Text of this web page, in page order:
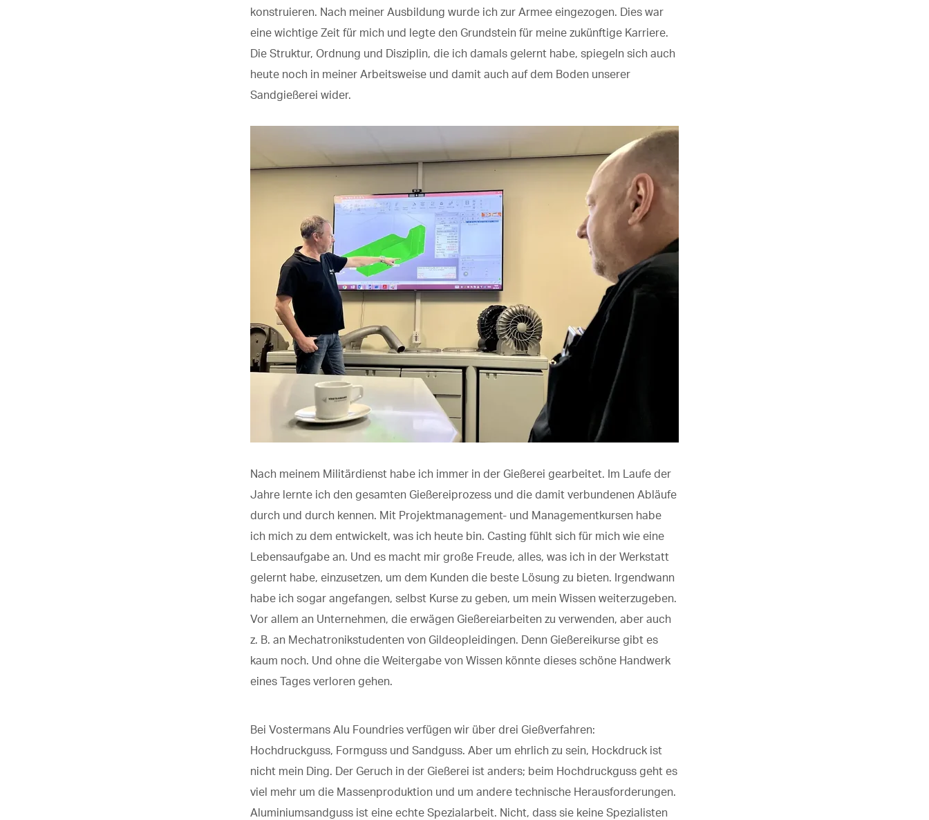
konstruieren. Nach meiner Ausbildung wurde ich zur Armee eingezogen. Dies war
eine wichtige Zeit für mich und legte den Grundstein für meine zukünftige Karriere.
Die Struktur, Ordnung und Disziplin, die ich damals gelernt habe, spiegeln sich auch
heute noch in meiner Arbeitsweise und damit auch auf dem Boden unserer
Sandgießerei wider.
Nach meinem Militärdienst habe ich immer in der Gießerei gearbeitet. Im Laufe der
Jahre lernte ich den gesamten Gießereiprozess und die damit verbundenen Abläufe
durch und durch kennen. Mit Projektmanagement- und Managementkursen habe
ich mich zu dem entwickelt, was ich heute bin. Casting fühlt sich für mich wie eine
Lebensaufgabe an. Und es macht mir große Freude, alles, was ich in der Werkstatt
gelernt habe, einzusetzen, um dem Kunden die beste Lösung zu bieten. Irgendwann
habe ich sogar angefangen, selbst Kurse zu geben, um mein Wissen weiterzugeben.
Vor allem an Unternehmen, die erwägen Gießereiarbeiten zu verwenden, aber auch
z. B. an Mechatronikstudenten von Gildeopleidingen. Denn Gießereikurse gibt es
kaum noch. Und ohne die Weitergabe von Wissen könnte dieses schöne Handwerk
eines Tages verloren gehen.
Bei Vostermans Alu Foundries verfügen wir über drei Gießverfahren:
Hochdruckguss, Formguss und Sandguss. Aber um ehrlich zu sein, Hockdruck ist
nicht mein Ding. Der Geruch in der Gießerei ist anders; beim Hochdruckguss geht es
viel mehr um die Massenproduktion und um andere technische Herausforderungen.
Aluminiumsandguss ist eine echte Spezialarbeit. Nicht, dass sie keine Spezialisten